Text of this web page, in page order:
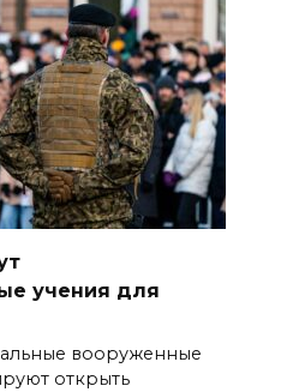
учения для
вооруженные
открыть